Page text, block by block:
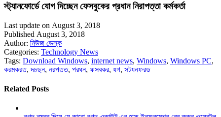
স্ট্যানফোর্ডে যোগ দিচ্ছেন ফেসবুকের প্রধান নিরাপত্তা কর্মকর্তা
Last update on August 3, 2018
Published August 3, 2018
Author: নিউজ ডেস্ক
Categories: Technology News
Tags: Download Windows, internet news, Windows, Windows PC,
করমকরত,দচছন, নরপতত, পরধন, ফসবকর, যগ, সটযনফরড
Related Posts